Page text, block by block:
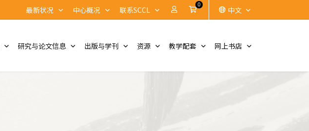
最新状况 中心概况 联系SCCL 账户 Cart
0
中文
研究与论文信息 出版与学刊 资源 教学配套 网上书店